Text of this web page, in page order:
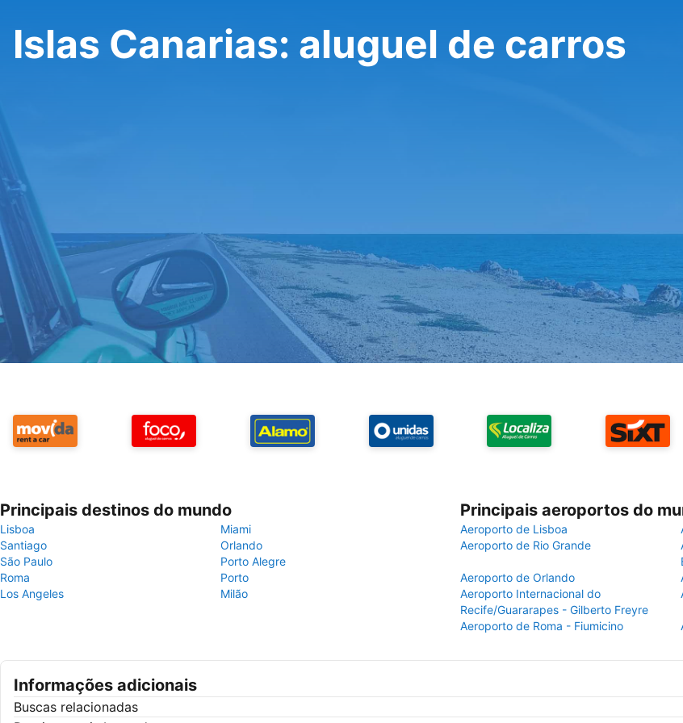
Islas Canarias: aluguel de carros
Principais destinos do mundo
Lisboa
Miami
Santiago
Orlando
São Paulo
Porto Alegre
Roma
Porto
Los Angeles
Milão
Principais aeroportos do
Aeroporto de Lisboa
Aeroporto de Rio Grande
Aeroporto de Orlando
Aeroporto Internacional do
Recife/Guararapes - Gilberto Freyre
Aeroporto de Roma - Fiumicino
Informações adicionais
Buscas relacionadas